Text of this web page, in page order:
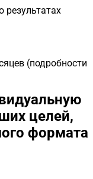
результатах
(подробности
целей,
формата